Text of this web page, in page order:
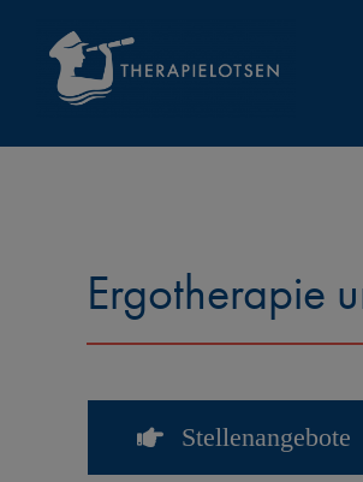
springen
Ergotherapie
Stellenangebote